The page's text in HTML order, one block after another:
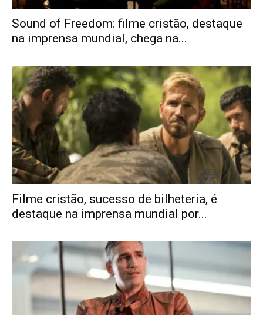
Sound of Freedom: filme cristão, destaque
na imprensa mundial, chega na...
Filme cristão, sucesso de bilheteria, é
destaque na imprensa mundial por...